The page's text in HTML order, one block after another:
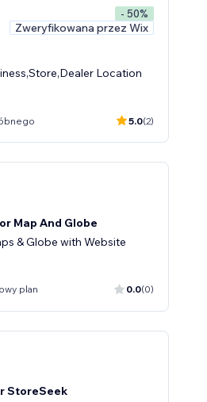
- 50%
Zweryfikowana przez Wix
Location
5.0(2)
Map And Globe
& Globe with Website
plan 0.0(0)
StoreSeek